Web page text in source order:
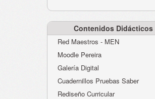
Contenidos Didácticos
Red Maestros - MEN
Moodle Pereira
Galería Digital
Cuadernillos Pruebas Saber
Rediseño Curricular